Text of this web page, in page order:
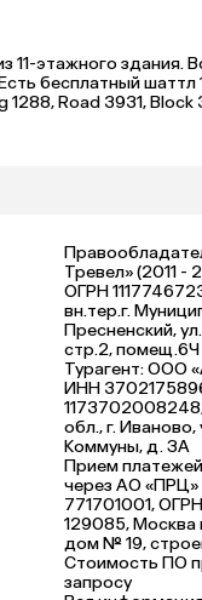
11-этажного здания.
бесплатный шаттл
Road 3931, Block
Тревел» (2011
ОГРН
вн.тер.г.
Пресненский,
стр.2, помещ.6Ч
Турагент: ООО
ИНН
обл., г.
Коммуны, д. ЗА
Прием
через АО
771701001,
129085, Москва
дом № 19,
Стоимость ПО
запросу